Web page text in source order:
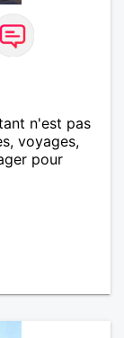
n'est pas
voyages,
pour